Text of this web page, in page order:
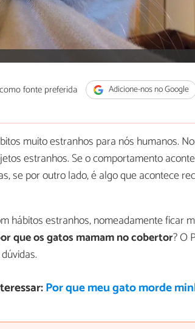
fonte preferida Adicione-nos no Google
muito estranhos para nós humanos.
estranhos. Se o comportamento
se por outro lado, é algo que acontece
hábitos estranhos, nomeadamente ficar
que os gatos mamam no cobertor? O
Por que meu gato morde